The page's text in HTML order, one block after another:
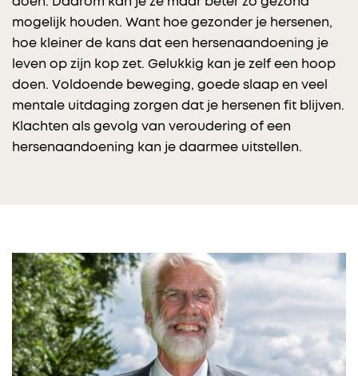
mogelijk houden. Want hoe gezonder je hersenen,
hoe kleiner de kans dat een hersenaandoening je
leven op zijn kop zet. Gelukkig kan je zelf een hoop
doen. Voldoende beweging, goede slaap en veel
mentale uitdaging zorgen dat je hersenen fit blijven.
Klachten als gevolg van veroudering of een
hersenaandoening kan je daarmee uitstellen.